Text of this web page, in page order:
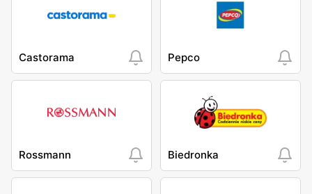
Castorama Pepco
Rossmann Biedronka